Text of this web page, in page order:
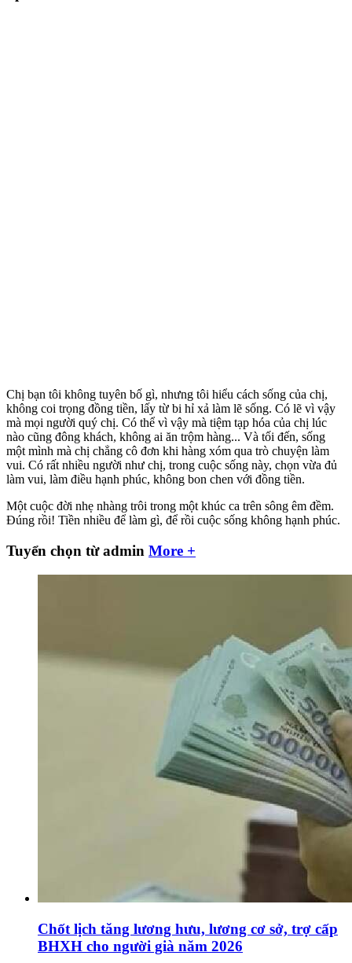
Chị bạn tôi không tuyên bố gì, nhưng tôi hiểu cách sống của chị,
không coi trọng đồng tiền, lấy từ bi hỉ xả làm lẽ sống. Có lẽ vì vậy
mà mọi người quý chị. Có thể vì vậy mà tiệm tạp hóa của chị lúc
nào cũng đông khách, không ai ăn trộm hàng... Và tối đến, sống
một mình mà chị chẳng cô đơn khi hàng xóm qua trò chuyện làm
vui. Có rất nhiều người như chị, trong cuộc sống này, chọn vừa đủ
làm vui, làm điều hạnh phúc, không bon chen với đồng tiền.
Một cuộc đời nhẹ nhàng trôi trong một khúc ca trên sông êm đềm.
Đúng rồi! Tiền nhiều để làm gì, để rồi cuộc sống không hạnh phúc.
Tuyển chọn từ admin More +
Chốt lịch tăng lương hưu, lương cơ sở, trợ cấp
BHXH cho người già năm 2026